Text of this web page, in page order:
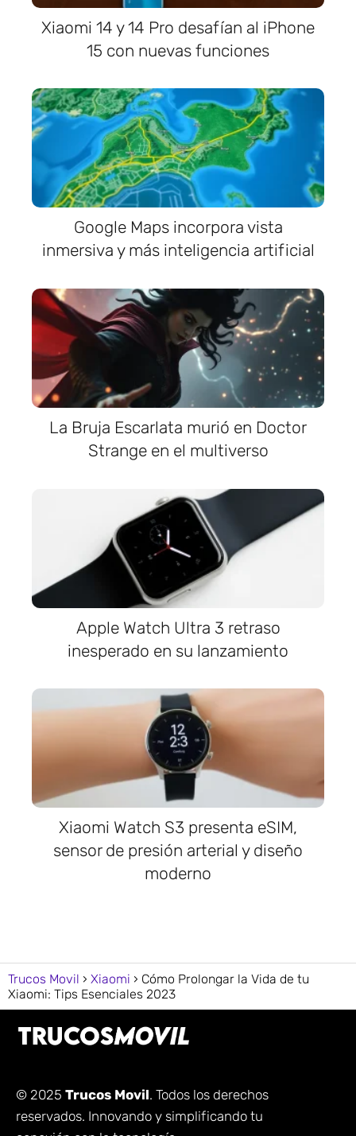
Xiaomi 14 y 14 Pro desafían al iPhone
15 con nuevas funciones
Google Maps incorpora vista
inmersiva y más inteligencia artificial
La Bruja Escarlata murió en Doctor
Strange en el multiverso
Apple Watch Ultra 3 retraso
inesperado en su lanzamiento
Xiaomi Watch S3 presenta eSIM,
sensor de presión arterial y diseño
moderno
Trucos Movil Xiaomi
Cómo Prolongar la Vida de tu
Xiaomi: Tips Esenciales 2023
© 2025 Trucos Movil. Todos los derechos
reservados. Innovando y simplificando tu